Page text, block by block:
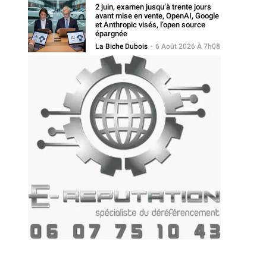
2 juin, examen jusqu’à trente jours
avant mise en vente, OpenAI, Google
et Anthropic visés, l’open source
épargnée
La Biche Dubois - 6 Août 2026 À 7h08